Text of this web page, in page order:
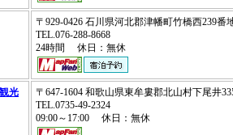
〒929-0426 石川県河北郡津幡町竹橋西239
TEL.076-288-8668
24時間 休日：無休
光
〒647-1604 和歌山県東牟婁郡北山村下尾井
TEL.0735-49-2324
09:00～17:00 休日：無休